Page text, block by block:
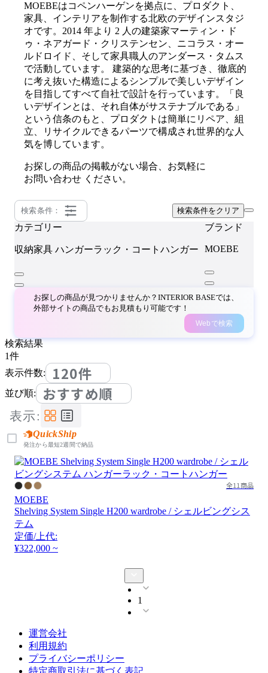
MOEBEはコペンハーゲンを拠点に、プロダクト、
家具、インテリアを制作する北欧のデザインスタジ
オです。2014 年より 2 人の建築家マーティン・ド
ゥ・ネアガード・クリステンセン、ニコラス・オー
ルドロイド、そして家具職人のアンダース・タムス
で活動しています。 建築的な思考に基づき、徹底的
に考え抜いた構造によるシンプルで美しいデザイン
を目指してすべて自社で設計を行っています。「良
いデザインとは、それ自体がサステナブルである」
という信条のもと、プロダクトは簡単にリペア、組
立、リサイクルできるパーツで構成され世界的な人
気を博しています。
お探しの商品の掲載がない場合、お気軽に
お問い合わせ ください。
検索条件： 検索条件をクリア
カテゴリー
収納家具 ハンガーラック・コートハンガー
ブランド
MOEBE
お探しの商品が見つかりませんか？INTERIOR BASEでは、
外部サイトの商品でもお見積もり可能です！
Webで検索
検索結果
1件
表示件数:
120件
並び順: おすすめ順
表示:
QuickShip
発注から最短2週間で納品
全11商品
MOEBE
Shelving System Single H200 wardrobe / シェルビングシス
テム
定価/上代:
¥322,000 ~
1
運営会社
利用規約
プライバシーポリシー
特定商取引法に基づく表記